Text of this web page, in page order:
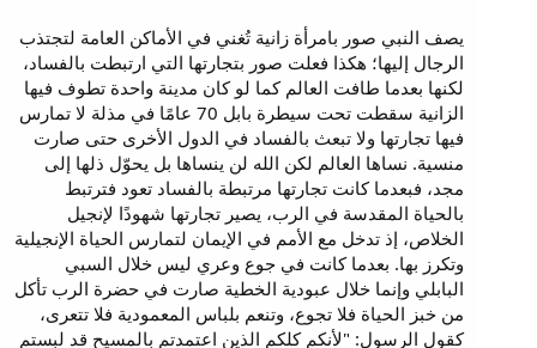
يصف النبي صور بامرأة زانية تُغني في الأماكن العامة لتجتذب
الرجال إليها؛ هكذا فعلت صور بتجارتها التي ارتبطت بالفساد،
لكنها بعدما طافت العالم كما لو كان مدينة واحدة تطوف فيها
الزانية سقطت تحت سيطرة بابل 70 عامًا في مذلة لا تمارس
فيها تجارتها ولا تبعث بالفساد في الدول الأخرى حتى صارت
منسية. نساها العالم لكن الله لن ينساها بل يحوّل ذلها إلى
مجد، فبعدما كانت تجارتها مرتبطة بالفساد تعود فترتبط
بالحياة المقدسة في الرب، يصير تجارتها شهودًا لإنجيل
الخلاص، إذ تدخل مع الأمم في الإيمان لتمارس الحياة الإنجيلية
وتكرز بها. بعدما كانت في جوع وعري ليس خلال السبي
البابلي وإنما خلال عبودية الخطية صارت في حضرة الرب تأكل
من خبز الحياة فلا تجوع، وتنعم بلباس المعمودية فلا تتعرى،
كقول الرسول: "لأنكم كلكم الذين اعتمدتم بالمسيح قد لبستم